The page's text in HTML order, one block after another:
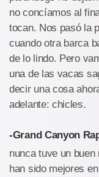
no concíamos al
tocan. Nos pasó la
cuando otra barca
de lo lindo. Pero
una de las vacas
decir una cosa
adelante: chicles.
-Grand Canyon
nunca tuve un
han sido mejores